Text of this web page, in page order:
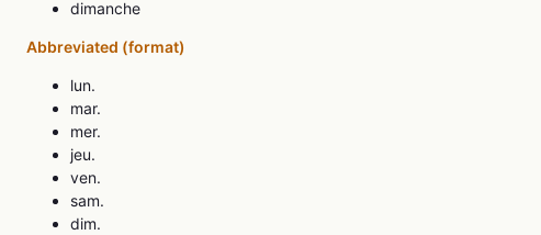
dimanche
Abbreviated (format)
lun.
mar.
mer.
jeu.
ven.
sam.
dim.